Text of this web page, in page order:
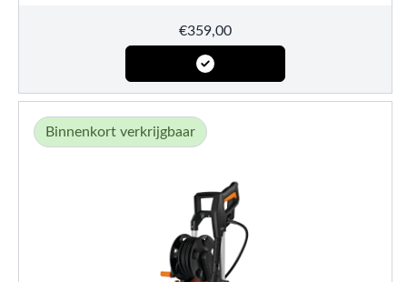
€359,00
Binnenkort verkrijgbaar